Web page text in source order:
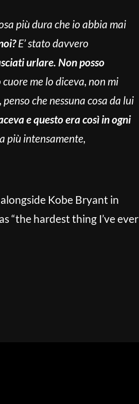
più dura che io abbia mai
E’ stato davvero
urlare. Non posso
me lo diceva, non mi
, penso che nessuna cosa da lui
e questo era così in ogni
più intensamente,
Kobe Bryant in
“the hardest thing I’ve ever